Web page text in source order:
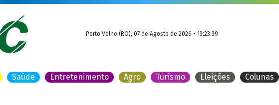
Porto Velho (RO), 07 de Agosto de 2026 - 13:23:39
Saúde Entretenimento Agro Turismo Eleições Colunas